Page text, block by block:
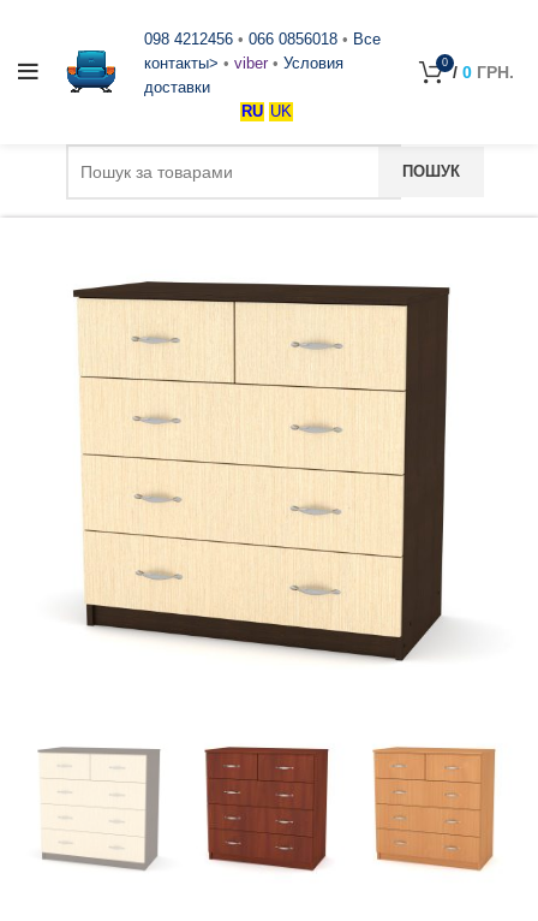
098 4212456 • 066 0856018 • Все
контакты> • viber • Условия
доставки
RU UK
0 / 0 ГРН.